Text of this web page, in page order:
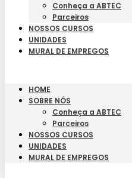
Conheça a ABTEC
Parceiros
NOSSOS CURSOS
UNIDADES
MURAL DE EMPREGOS
HOME
SOBRE NÓS
Conheça a ABTEC
Parceiros
NOSSOS CURSOS
UNIDADES
MURAL DE EMPREGOS